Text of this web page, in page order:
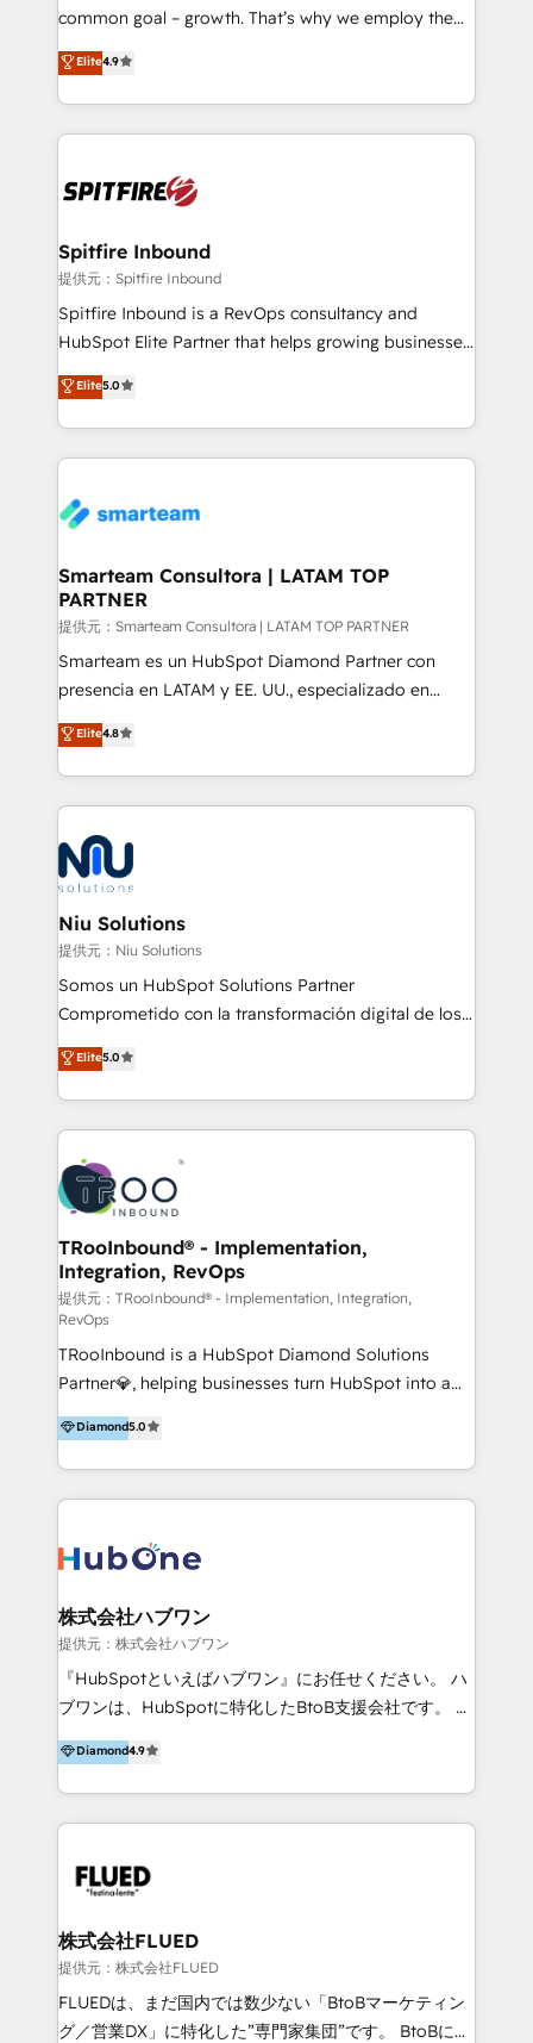
implementation and training. Skilled in-house
complex API integrations with external platforms.
Working from several campuses across Belgium, The
such as Brussels Airport, Volvo, Farmaline, Agilitas,
Streamz and Michelin.
common goal – growth. That’s why we employ the
latest innovations in disruptive technology in our
approach to web design, sales enablement and
inbound marketing that deliver month-on-month
growth for our client's businesses. These methods
exactly where your marketing budget is being used
and overall revenue to a level not feasible with
traditional methods. If you’re a frustrated marketing
manager or business owner sick of wasting budget
with generic agencies and their outdated methods,
just like yours attract more high-quality leads
throughout each stage of the buying cycle with
enable sales teams with the process, technology and
training to smash targets.
Elite4.9
Spitfire Inbound
提供元：Spitfire Inbound
Spitfire Inbound is a RevOps consultancy and
HubSpot Elite Partner that helps growing businesses
design predictable, scalable revenue-driving
strategies. With offices in South Africa and London,
we take a RevOps-led approach that aligns sales,
marketing & service, breaks down silos, and gives
confidence. We deliver end to end strategy and
and technology around a single source of truth to
support sustainable growth and better decision-
making. Working with clients locally and globally, our
expertise includes HubSpot onboarding and CRM
implementation, automation, sales and customer
and data-driven campaigns. Winners of the first
Global HEART Award, Yamini Rogan, CEO of
Connect with us to see how we can do better and be
better together 🏆
Elite5.0
Smarteam Consultora | LATAM TOP
PARTNER
提供元：Smarteam Consultora | LATAM TOP PARTNER
Smarteam es un HubSpot Diamond Partner con
presencia en LATAM y EE. UU., especializado en
implementaciones de HubSpot, integraciones API y
optimización de procesos comerciales con IA. Con
más de 6 años de experiencia, hemos liderado 100+
implementaciones conectando HubSpot con SAP,
ERPs, e-commerce, plataformas financieras,
WhatsApp y sistemas logísticos. Nuestro equipo
multicultural trabaja en español, inglés y portugués,
uniendo visión estratégica y excelencia técnica para
generar resultados medibles. Apoyamos a empresas
de construcción, educación, tecnología, retail, e-
commerce, salud, financieras, seguros y servicios,
tomar decisiones basadas en datos. 🌎 Highlights:
5+ años como partner HubSpot 100+
LATAM 2025 🏆 Impulsamos crecimiento con CRM +
IA en múltiples industrias. 👉 ¿Listo para transformar
Elite4.8
Niu Solutions
提供元：Niu Solutions
Somos un HubSpot Solutions Partner
Comprometido con la transformación digital de los
procesos comerciales de las empresas en
Latinoamérica, con un enfoque en Marketing, Ventas
y Servicio al Cliente. Somos un equipo de trabajo
multidisciplinario de alto rendimiento, con
conocimiento y experiencia enfocado en: 1.
Optimizar la eficiencia operativa de nuestros
clientes 2. Mejorar la experiencia del cliente 3.
Asegurar resultados medibles Nos especializamos
en bancos, seguros, e-commerce, Desarrolladores
Inmobiliarios y Empresas Distribuidoras de
Productos
Elite5.0
TRooInbound® - Implementation,
Integration, RevOps
提供元：TRooInbound® - Implementation, Integration,
RevOps
TRooInbound is a HubSpot Diamond Solutions
Partner💎, helping businesses turn HubSpot into a
scalable growth engine. We work with startups, mid-
market, and enterprise teams to maximize
HubSpot’s full potential through: 💎HubSpot Audits,
Management & Optimization 💎RevOps-powered
Brand Development, Growth Strategy, AI SEO &
Integrations 💎Go-To-Market (GTM) Strategies &
Account-Based Marketing 💎CMS Development &
Conversion-Focused Websites With a 5.0⭐average
rating and 140+ verified client reviews on the
businesses globally for consistent delivery and high
client satisfaction. With deep HubSpot expertise and
your business with a proven and reliable HubSpot
Diamond Partner? 👉Connect with TRooInbound
today (https://www.trooinbound.com/contact-us)
Diamond5.0
株式会社ハブワン
提供元：株式会社ハブワン
『HubSpotといえばハブワン』にお任せください。 ハ
ブワンは、HubSpotに特化したBtoB支援会社です。 ノ
ーコードCMS構築、CRM／MA／SFAの設計・運用、他
システムAPI連携・開発、営業定着支援、カスタマーサ
クセス体制の設計まで、ワンストップ完結できる支援体
制を整えています。 HubSpotの導入支援だけでなく、
ナリオ設計まで含めてご提案。「導入して終わり」では
と。それが、ハブワンのスタンスです。 また、
HubSpotはもちろん、ferret One、WordPress、
Movable Type（Power CMS）などの各種CMSを活用
し、延べ100社以上のBtoB企業のサイト制作経験をもと
Diamond4.9
株式会社FLUED
提供元：株式会社FLUED
FLUEDは、まだ国内では数少ない「BtoBマーケティン
グ／営業DX」に特化した”専門家集団”です。 BtoBに特